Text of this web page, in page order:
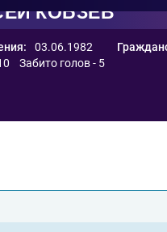
КОБЗЕВ
03.06.1982
Забито голов - 5